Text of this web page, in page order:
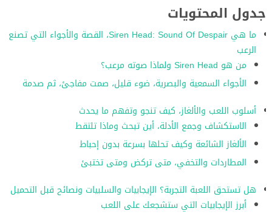
جدول المحتويات
ما هي Siren Head: Sound Of Despair، القصة والأجواء التي تصنع
الرعب
من هو Siren Head ولماذا صوته مرعب؟
الأجواء السمعية والبصرية، ضوء قليل، صمت مفاجئ، ثم صدمة
أسلوب اللعب والألغاز، كيف تنجو وتفهم ما يحدث
الاستكشاف وجمع الأدلة، أين تبحث وماذا تلتقط
الألغاز الشائعة وكيف تحلها بسرعة بدون إحباط
المطاردات والتخفي، متى تركض ومتى تختبئ
هل تستحق اللعبة التجربة؟ الإيجابيات والسلبيات ونصائح قبل التحميل
أبرز الإيجابيات التي ستشجعك على اللعب